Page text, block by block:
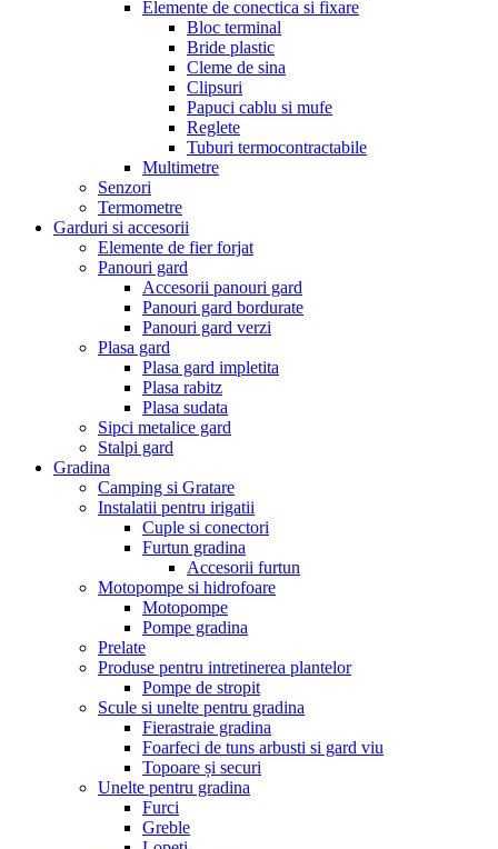
Elemente de conectica si fixare
Bloc terminal
Bride plastic
Cleme de sina
Clipsuri
Papuci cablu si mufe
Reglete
Tuburi termocontractabile
Multimetre
Senzori
Termometre
Garduri si accesorii
Elemente de fier forjat
Panouri gard
Accesorii panouri gard
Panouri gard bordurate
Panouri gard verzi
Plasa gard
Plasa gard impletita
Plasa rabitz
Plasa sudata
Sipci metalice gard
Stalpi gard
Gradina
Camping si Gratare
Instalatii pentru irigatii
Cuple si conectori
Furtun gradina
Accesorii furtun
Motopompe si hidrofoare
Motopompe
Pompe gradina
Prelate
Produse pentru intretinerea plantelor
Pompe de stropit
Scule si unelte pentru gradina
Fierastraie gradina
Foarfeci de tuns arbusti si gard viu
Topoare și securi
Unelte pentru gradina
Furci
Greble